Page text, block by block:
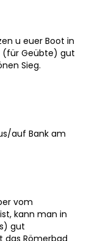
u euer Boot in
(für Geübte) gut
Sieg.
auf Bank am
vom
kann man in
gut